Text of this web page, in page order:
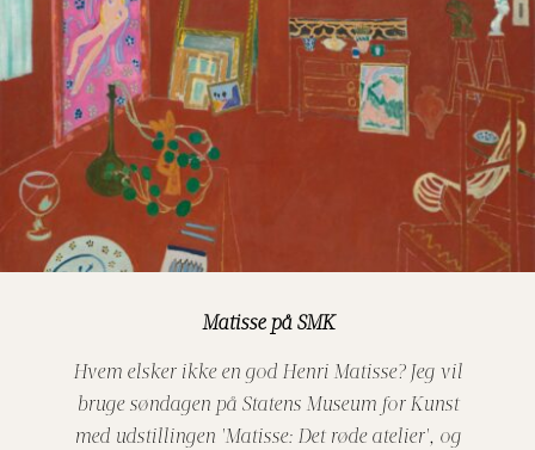
Matisse på SMK
Hvem elsker ikke en god Henri Matisse? Jeg vil
bruge søndagen på Statens Museum for Kunst
med udstillingen 'Matisse: Det røde atelier', og